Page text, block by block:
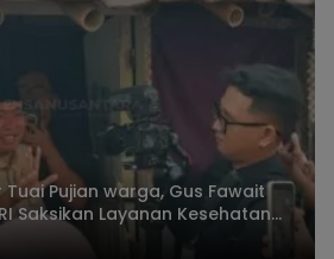
Pujian warga, Gus Fawait
Saksikan Layanan Kesehatan